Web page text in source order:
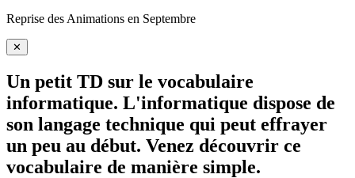
Reprise des Animations en Septembre
✕
Un petit TD sur le vocabulaire
informatique. L'informatique dispose de
son langage technique qui peut effrayer
un peu au début. Venez découvrir ce
vocabulaire de manière simple.